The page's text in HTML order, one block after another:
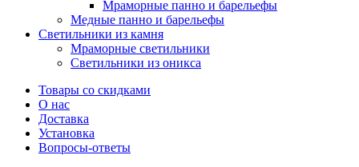
Мраморные панно и барельефы
Медные панно и барельефы
Светильники из камня
Мраморные светильники
Светильники из оникса
Товары со скидками
О нас
Доставка
Установка
Вопросы-ответы